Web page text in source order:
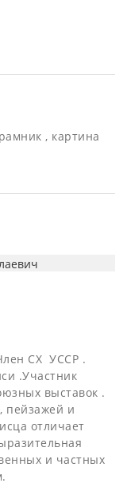
, картина
СХ УССР .
.Участник
выставок .
пейзажей и
отличает
и частных